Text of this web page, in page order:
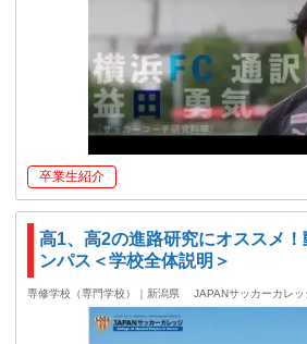
卒業生紹介
高1、高2の進路研究にオススメ
ンパス＜学校全体説明＞
専修学校（専門学校）｜新潟県 JAPANサッカーカレッ